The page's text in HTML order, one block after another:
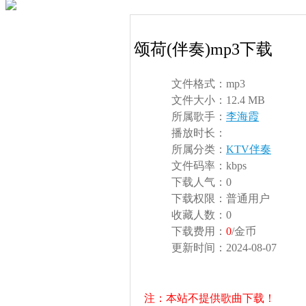
颂荷(伴奏)mp3下载
文件格式： mp3
文件大小： 12.4 MB
所属歌手： 李海霞
播放时长：
所属分类： KTV伴奏
文件码率： kbps
下载人气： 0
下载权限： 普通用户
收藏人数： 0
下载费用： 0/金币
更新时间： 2024-08-07
注：本站不提供歌曲下载！